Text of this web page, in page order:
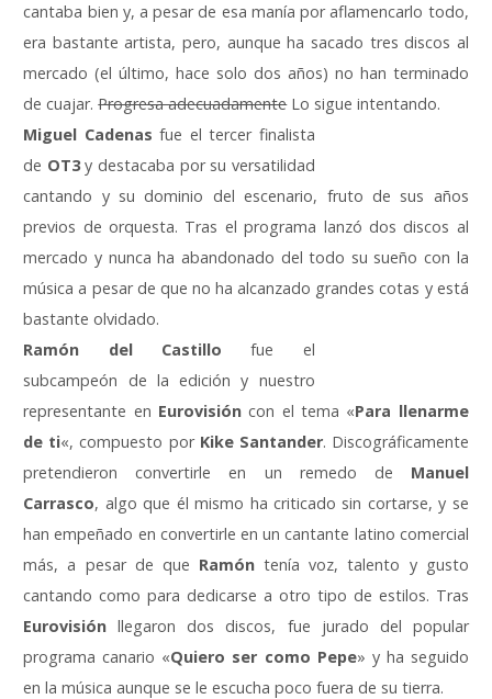
cantaba bien y, a pesar de esa manía por aflamencarlo todo,
era bastante artista, pero, aunque ha sacado tres discos al
mercado (el último, hace solo dos años) no han terminado
de cuajar.Progresa adecuadamenteLo sigue intentando.
Miguel Cadenas fue el tercer finalista
de OT3y destacaba por su versatilidad
cantando y su dominio del escenario, fruto de sus años
previos de orquesta. Tras el programa lanzó dos discos al
mercado y nunca ha abandonado del todo su sueño con la
música a pesar de que no ha alcanzado grandes cotas y está
bastante olvidado.
Ramón del Castillo fue el
subcampeón de la edición y nuestro
representante en Eurovisióncon el tema «Para llenarme
de ti«, compuesto por Kike Santander. Discográficamente
pretendieron convertirle en un remedo de Manuel
Carrasco, algo que él mismo ha criticado sin cortarse, y se
han empeñado en convertirle en un cantante latino comercial
más, a pesar de que Ramón tenía voz, talento y gusto
cantando como para dedicarse a otro tipo de estilos. Tras
Eurovisión llegaron dos discos, fue jurado del popular
programa canario «Quiero ser como Pepe» y ha seguido
en la música aunque se le escucha poco fuera de su tierra.